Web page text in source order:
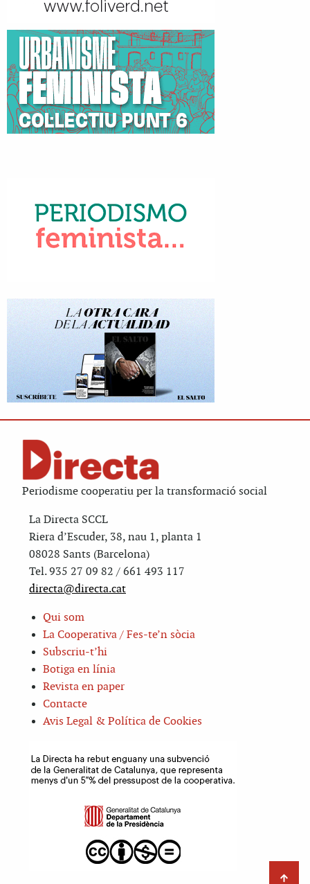
Periodisme cooperatiu per la transformació social
La Directa SCCL
Riera d’Escuder, 38, nau 1, planta 1
08028 Sants (Barcelona)
Tel. 935 27 09 82 / 661 493 117
directa@directa.cat
Qui som
La Cooperativa / Fes-te’n sòcia
Subscriu-t’hi
Botiga en línia
Revista en paper
Contacte
Avis Legal & Política de Cookies